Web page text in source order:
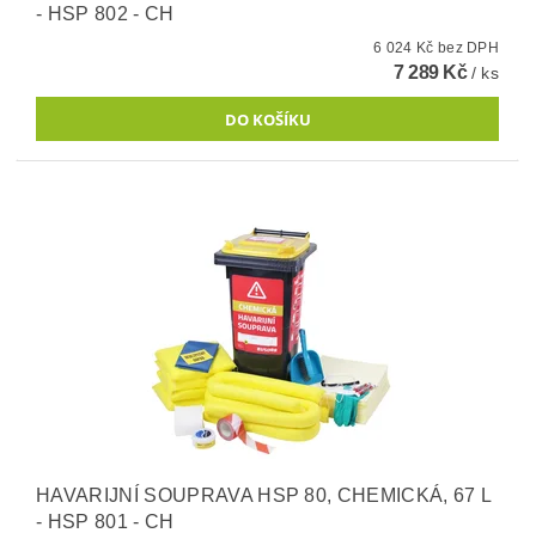
- HSP 802 - CH
6 024 Kč bez DPH
7 289 Kč/ ks
HAVARIJNÍ SOUPRAVA HSP 80, CHEMICKÁ, 67 L
- HSP 801 - CH